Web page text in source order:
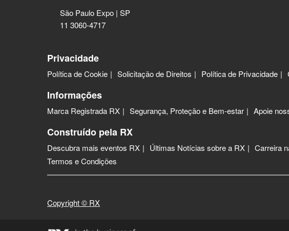
São Paulo Expo | SP
11 3060-4717
Privacidade
Política de Cookie Solicitação de Direitos Política de Privacidade
Informações
Marca Registrada RX Segurança, Proteção e Bem-estar Apoie
Construído pela RX
Descubra mais eventos RX Últimas Notícias sobre a RX Carreira
Termos e Condições
Copyright © RX